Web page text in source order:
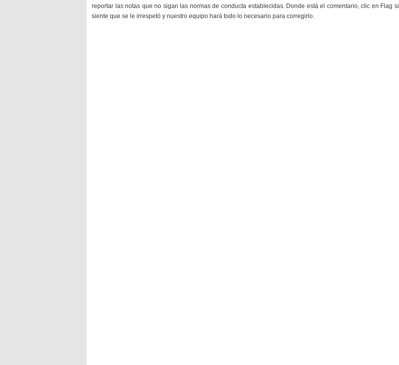
reportar las notas que no sigan las normas de conducta establecidas. Donde está el comentario, clic en Flag si
siente que se le irrespetó y nuestro equipo hará todo lo necesario para corregirlo.